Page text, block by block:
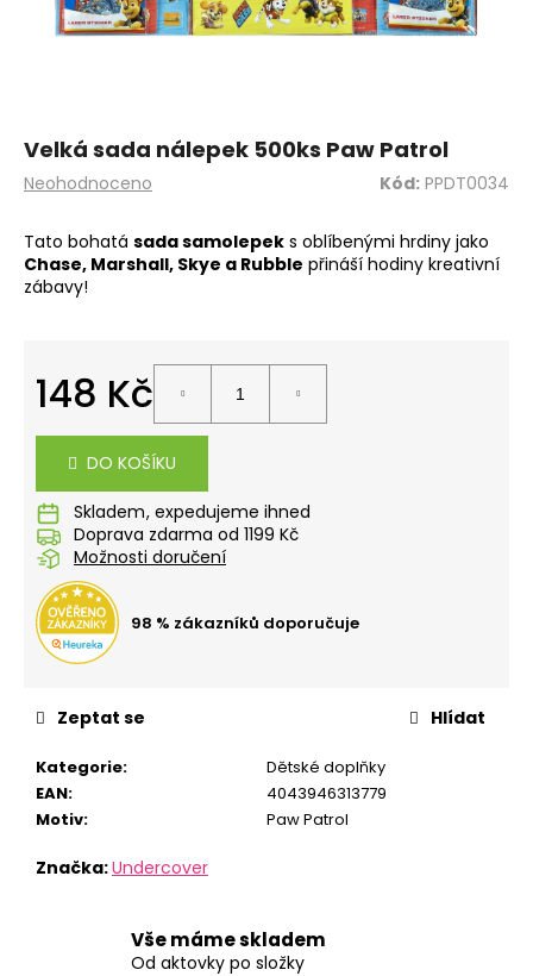
Průměrné
je
0,0
z
Neohodnoceno
Velká sada nálepek 500ks Paw Patrol
Kód: PPDT0034
Tato bohatá sada samolepek s oblíbenými hrdiny jako
Chase, Marshall, Skye a Rubble přináší hodiny kreativní
zábavy!
148 Kč
DO KOŠÍKU
Skladem
Doprava zdarma od 1199 Kč
Možnosti doručení
98 % zákazníků doporučuje
Kategorie:
Dětské doplňky
EAN:
4043946313779
Motiv: Paw Patrol
Značka:Undercover
Zeptat se Hlídat
Vše máme skladem
Od aktovky po složky
?
HLEDAT
D
p
u
č
u
e
m
STUDENTSKÝ
BATOH
OXY
SCOOLER
DOTS